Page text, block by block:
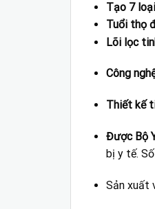
Tạo 7
Tuổi thọ
Lõi lọc
Công
Thiết kế
Được Bộ
bị y tế.
Sản xuất